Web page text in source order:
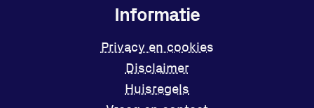
Informatie
Privacy en cookies
Disclaimer
Huisregels